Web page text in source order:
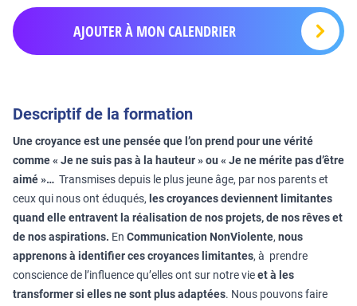
AJOUTER À MON CALENDRIER
Descriptif de la formation
Une croyance est une pensée que l’on prend pour une vérité
comme « Je ne suis pas à la hauteur » ou « Je ne mérite pas d’être
aimé »… Transmises depuis le plus jeune âge, par nos parents et
ceux qui nous ont éduqués, les croyances deviennent limitantes
quand elle entravent la réalisation de nos projets, de nos rêves et
de nos aspirations. En Communication NonViolente, nous
apprenons à identifier ces croyances limitantes, à prendre
conscience de l’influence qu’elles ont sur notre vieet à les
transformer si elles ne sont plus adaptées. Nous pouvons faire